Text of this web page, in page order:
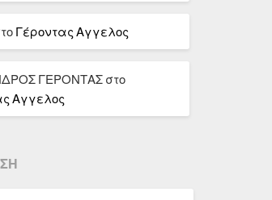
Γέροντας Αγγελος
ΓΕΡΟΝΤΑΣστο
Αγγελος